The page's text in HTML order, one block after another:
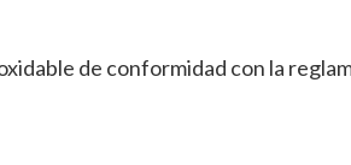
de conformidad con la